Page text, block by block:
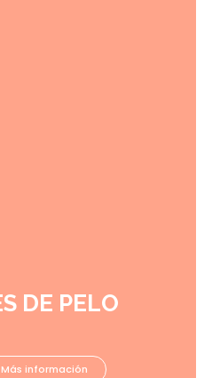
DE PELO
Más información